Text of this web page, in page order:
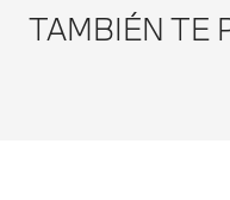
IZQUIERDO M
PERFORMANCE
TAMBIÉN TE